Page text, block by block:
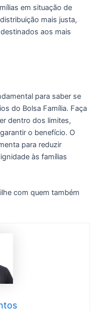
em situação de
mais justa,
aos mais
para saber se
do Bolsa Família. Faça
dentro dos limites,
o benefício. O
para reduzir
às famílias
com quem também